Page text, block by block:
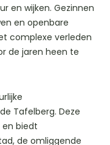
en wijken. Gezinnen
en openbare
complexe verleden
de jaren heen te
Tafelberg. Deze
en biedt
de omliggende